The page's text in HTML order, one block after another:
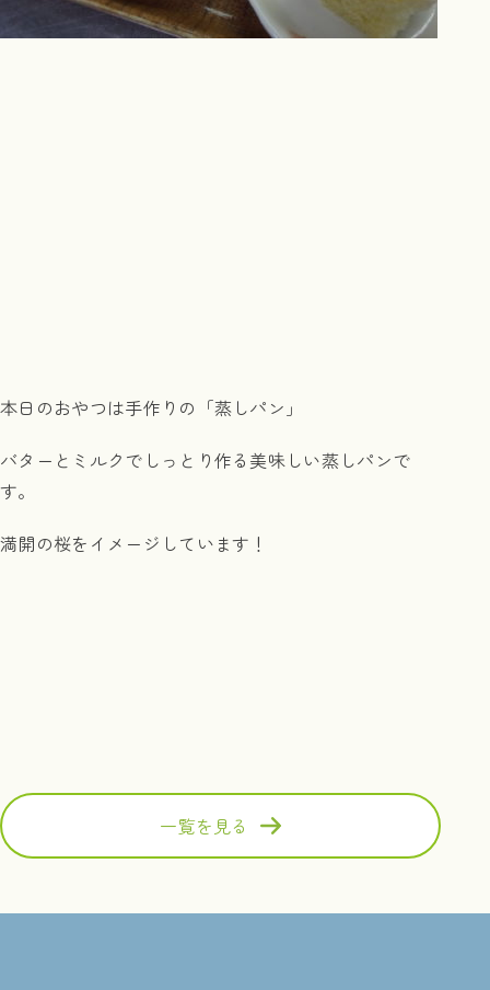
本日のおやつは手作りの「蒸しパン」
バターとミルクでしっとり作る美味しい蒸しパンで
す。
満開の桜をイメージしています！
一覧を見る